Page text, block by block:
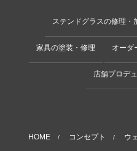
ステンドグラスの修理・
家具の塗装・修理 オーダ
店舗プロデ
HOME / コンセプト / ウ